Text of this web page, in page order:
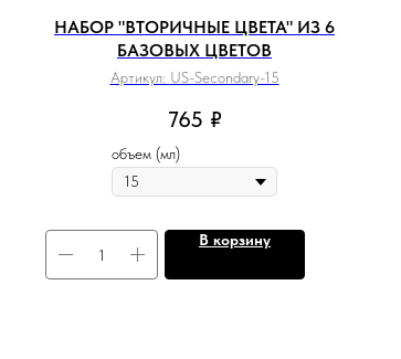
НАБОР "ВТОРИЧНЫЕ ЦВЕТА" ИЗ 6
БАЗОВЫХ ЦВЕТОВ
Артикул: US-Secondary-15
765 ₽
объем (мл)
В корзину